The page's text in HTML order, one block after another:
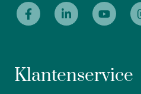
Klantenservice